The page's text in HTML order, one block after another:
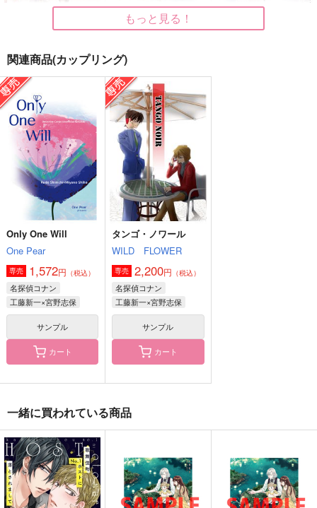
ふるしの一番かわいい
ところ
ふゆの夜
2,357円 （税込）
降谷零×宮野志保
サンプル
作品詳細
あなたのわがままなら
葵色パレット
629 円（税込）
降谷零×宮野志保
サンプル
作品詳細
まぶやー
2,144円（税込）
降谷零×宮野志保
サンプル
セット
ふゆの夜
降谷零×宮野志保
サンプル
降谷零×宮野志保
サンプル
もっと見る！
関連商品(カップリング)
Only One Will
One Pear
専売 1,572円 （税込）
名探偵コナン
工藤新一×宮野志保
サンプル
カート
タンゴ・ノワール
WILD FLOWER
専売 2,200円 （税込）
名探偵コナン
工藤新一×宮野志保
サンプル
カート
一緒に買われている商品